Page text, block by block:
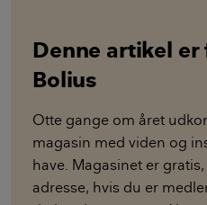
Denne artikel
Bolius
Otte gange om året
magasin med viden og
have. Magasinet er
adresse, hvis du er